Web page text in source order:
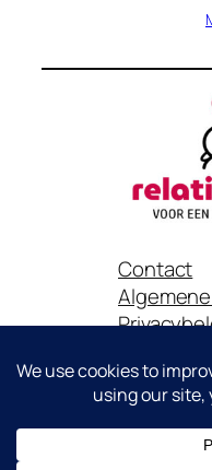
Contact
Het is niet toegestaan
toestemming van